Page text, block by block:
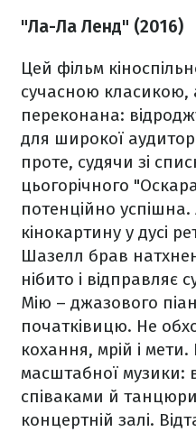
"Ла-Ла Ленд" (2016)
Цей фільм
сучасною класикою,
переконана:
для широкої
проте, судячи зі
цьогорічного
потенційно
кінокартину у дусі
Шазелл брав
нібито і відправляє
Мію – джазового
початківицю. Не
кохання, мрій і мети.
масштабної музики:
співаками й
концертній залі.